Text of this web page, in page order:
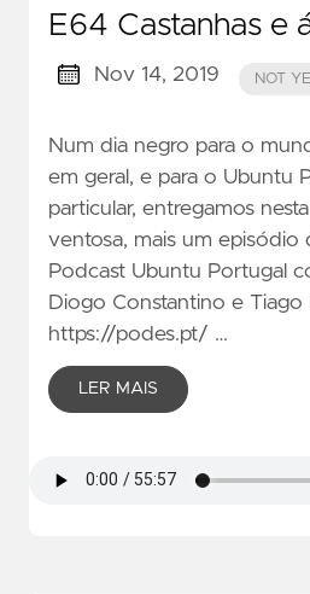
E64 Castanhas e
Nov 14, 2019 NOT
Num dia negro para o
em geral, e para o Ubuntu
particular, entregamos
ventosa, mais um episódio
Podcast Ubuntu Portugal
Diogo Constantino e Tiago
https://podes.pt/ …
LER MAIS